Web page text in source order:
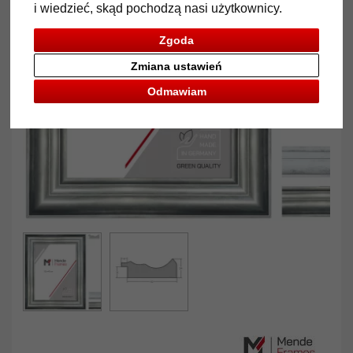
i wiedzieć, skąd pochodzą nasi użytkownicy.
Zgoda
Odmawiam
Zmiana ustawień
Powrót